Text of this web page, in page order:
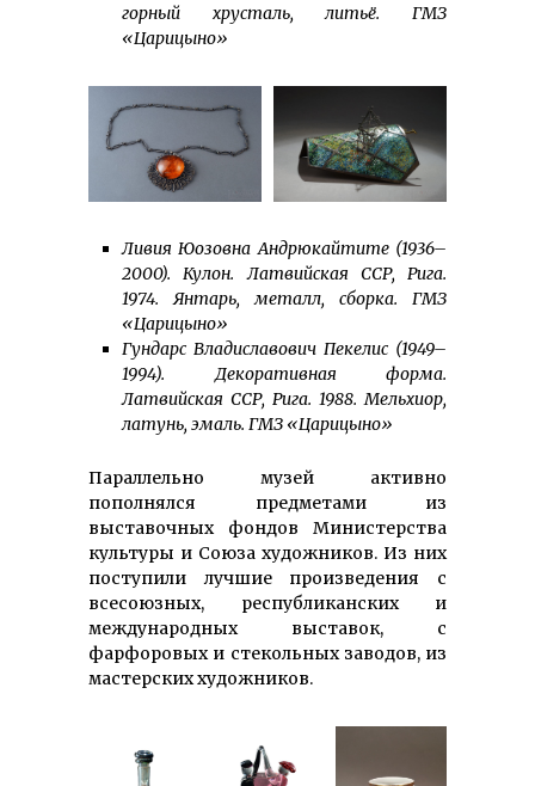
горный хрусталь, литьё. ГМЗ
«Царицыно»
Ливия Юозовна Андрюкайтите (1936–
2000). Кулон. Латвийская ССР, Рига.
1974. Янтарь, металл, сборка. ГМЗ
«Царицыно»
Гундарс Владиславович Пекелис (1949–
1994). Декоративная форма.
Латвийская ССР, Рига. 1988. Мельхиор,
латунь, эмаль. ГМЗ «Царицыно»
Параллельно музей активно
пополнялся предметами из
выставочных фондов Министерства
культуры и Союза художников. Из них
поступили лучшие произведения с
всесоюзных, республиканских и
международных выставок, с
фарфоровых и стекольных заводов, из
мастерских художников.